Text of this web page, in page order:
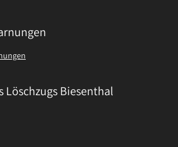
Löschzugs Biesenthal